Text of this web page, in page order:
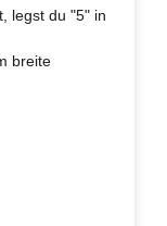
legst du "5" in
breite